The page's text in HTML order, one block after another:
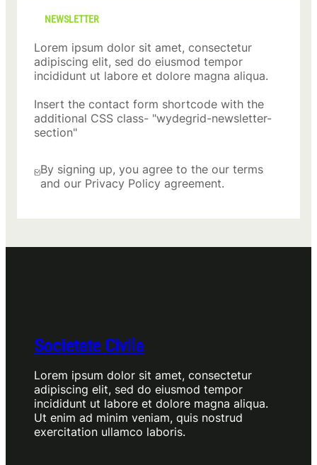
NEWSLETTER
Lorem ipsum dolor sit amet, consectetur
adipiscing elit, sed do eiusmod tempor
incididunt ut labore et dolore magna aliqua.
Insert the contact form shortcode with the
additional CSS class- "wydegrid-newsletter-
section"
By signing up, you agree to the our terms
and our Privacy Policy agreement.
Societate Civila
Lorem ipsum dolor sit amet, consectetur
adipiscing elit, sed do eiusmod tempor
incididunt ut labore et dolore magna aliqua.
Ut enim ad minim veniam, quis nostrud
exercitation ullamco laboris.